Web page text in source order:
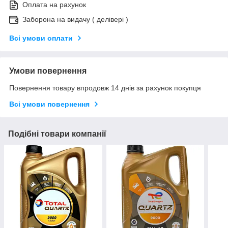
Оплата на рахунок
Заборона на видачу ( делівері )
Всі умови оплати
Умови повернення
Повернення товару впродовж 14 днів за рахунок покупця
Всі умови повернення
Подібні товари компанії